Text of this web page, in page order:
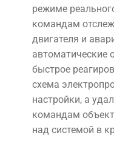
режиме
командам
двигателя и
автоматические
быстрое
схема
настройки, а
командам
над системой в